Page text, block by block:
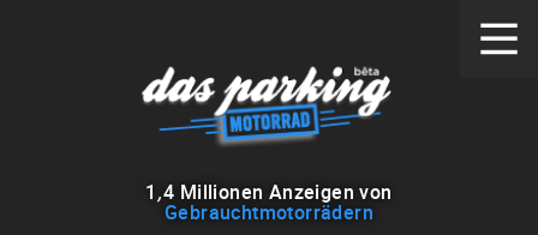
1 ,4 Millionen Anzeigen von
Gebrauchtmotorrädern